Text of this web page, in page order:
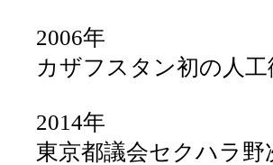
2006年
カザフスタン初の人工
2014年
東京都議会セクハラ野